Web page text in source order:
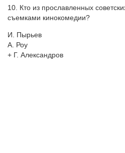
10. Кто из прославленных
съемками кинокомедии?
И. Пырьев
А. Роу
+ Г. Александров